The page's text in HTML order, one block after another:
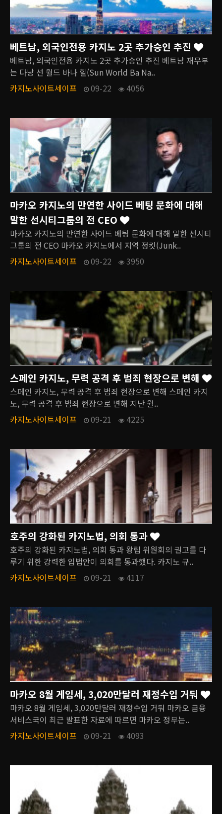
베트남, 외국인전용 카지노 2곳 추가승인 추진
베트남, 외국인전용 카지노 2곳 추가승인 추진 베트남 재무부
는 다낭 선 월드 바나 힐(Sun World Ba Na..
카지노사이트세이프
09-22 4056
마카오 카지노의 만연한 사이드 베팅 문화에 대해
말한 선시티그룹의 전 CEO
마카오 카지노의 만연한 사이드 베팅 문화에 대해 말한 선시티
그룹의 전 CEO 마카오 카지노에서 지역 정킷(Junk..
카지노사이트세이프
09-22 3950
스페인 카지노, 무력 공격 후 범죄 현장으로 변해
스페인 카지노, 무력 공격 후 범죄 현장으로 변해 스페인 카지
노, 무력 공격 후 범죄 현장으로 변해 지난 월..
카지노사이트세이프
09-21 4225
호주의 강화된 카지노법, 의회 통과
호주의 강화된 카지노법, 의회 통과 왕립 위원회의 권고를 다
루기 위한 강력한 입법안이 의회를 통과했다. 카지노 규..
카지노사이트세이프
09-21 4117
마카오 8월 게임세, 3,020만달러 재정수입 거둬
마카오 8월 게임세, 3,020만달러 재정수입 거둬 마카오 금융
서비스국이 최근 발표한 자료에 따르면 마카오 정부는..
카지노사이트세이프
09-21 4093